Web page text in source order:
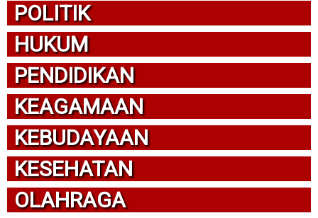
POLITIK
HUKUM
PENDIDIKAN
KEAGAMAAN
KEBUDAYAAN
KESEHATAN
OLAHRAGA